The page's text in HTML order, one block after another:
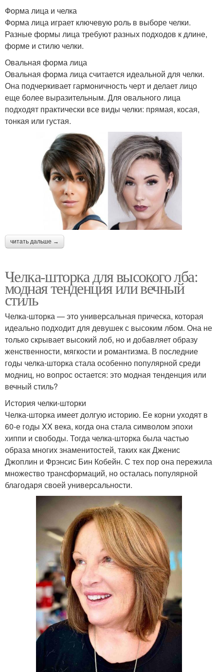
Форма лица и челка
Форма лица играет ключевую роль в выборе челки.
Разные формы лица требуют разных подходов к длине,
форме и стилю челки.
Овальная форма лица
Овальная форма лица считается идеальной для челки.
Она подчеркивает гармоничность черт и делает лицо
еще более выразительным. Для овального лица
подходят практически все виды челки: прямая, косая,
тонкая или густая.
читать дальше →
Челка-шторка для высокого лба:
модная тенденция или вечный
стиль
Челка-шторка — это универсальная прическа, которая
идеально подходит для девушек с высоким лбом. Она не
только скрывает высокий лоб, но и добавляет образу
женственности, мягкости и романтизма. В последние
годы челка-шторка стала особенно популярной среди
модниц, но вопрос остается: это модная тенденция или
вечный стиль?
История челки-шторки
Челка-шторка имеет долгую историю. Ее корни уходят в
60-е годы XX века, когда она стала символом эпохи
хиппи и свободы. Тогда челка-шторка была частью
образа многих знаменитостей, таких как Дженис
Джоплин и Фрэнсис Бин Кобейн. С тех пор она пережила
множество трансформаций, но осталась популярной
благодаря своей универсальности.